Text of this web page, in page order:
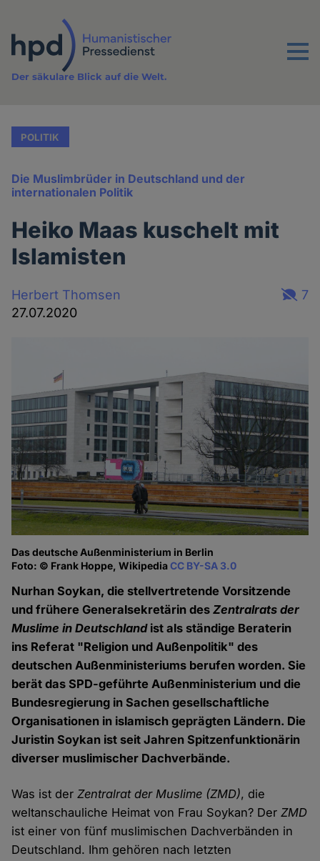
Inhalt
Menu
Der säkulare Blick auf die Welt.
POLITIK
Die Muslimbrüder in Deutschland und der
internationalen Politik
Heiko Maas kuschelt mit
Islamisten
Herbert Thomsen
27.07.2020
7
Das deutsche Außenministerium in Berlin
Foto: © Frank Hoppe, WikipediaCC BY-SA 3.0
Nurhan Soykan, die stellvertretende Vorsitzende
und frühere Generalsekretärin desZentralrats der
Muslime in Deutschlandist als ständige Beraterin
ins Referat "Religion und Außenpolitik" des
deutschen Außenministeriums berufen worden. Sie
berät das SPD-geführte Außenministerium und die
Bundesregierung in Sachen gesellschaftliche
Organisationen in islamisch geprägten Ländern. Die
Juristin Soykan ist seit Jahren Spitzenfunktionärin
diverser muslimischer Dachverbände.
Was ist derZentralrat der Muslime (ZMD), die
weltanschauliche Heimat von Frau Soykan? DerZMD
ist einer von fünf muslimischen Dachverbänden in
Deutschland. Ihm gehören nach letzten